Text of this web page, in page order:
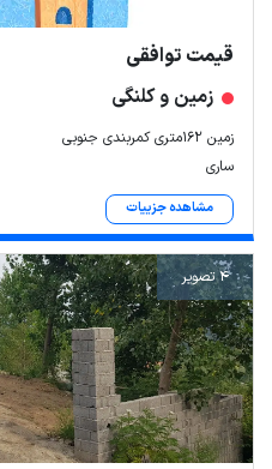
قیمت توافقی
زمین و کلنگی
زمین 162متری کمربندی جنوبی
ساری
مشاهده جزییات
4 تصویر